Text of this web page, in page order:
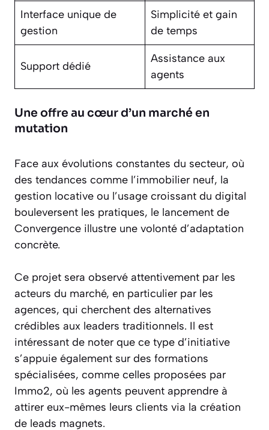
Interface unique de
gestion
Simplicité et gain
de temps
Support dédié
Assistance aux
agents
Une offre au cœur d’un marché en
mutation
Face aux évolutions constantes du secteur, où
des tendances comme l’immobilier neuf, la
gestion locative ou l’usage croissant du digital
bouleversent les pratiques, le lancement de
Convergence illustre une volonté d’adaptation
concrète.
Ce projet sera observé attentivement par les
acteurs du marché, en particulier par les
agences, qui cherchent des alternatives
crédibles aux leaders traditionnels. Il est
intéressant de noter que ce type d’initiative
s’appuie également sur des formations
spécialisées, comme celles proposées par
Immo2, où les agents peuvent apprendre à
attirer eux-mêmes leurs clients via la création
de leads magnets.